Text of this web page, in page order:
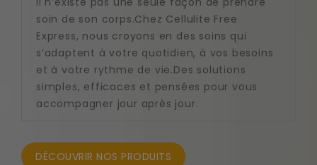
soin de son corps.Chez Cellulite Free
Express, nous croyons en des soins qui
s’adaptent à votre quotidien, à vos besoins
et à votre rythme de vie.Des solutions
simples, efficaces et pensées pour vous
accompagner jour après jour.
DÉCOUVRIR NOS PRODUITS